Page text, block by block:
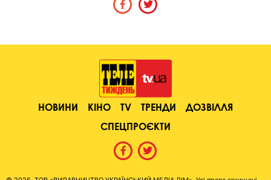
НОВИНИ КІНО TV ТРЕНДИ
ДОЗВІЛЛЯ
СПЕЦПРОЄКТИ